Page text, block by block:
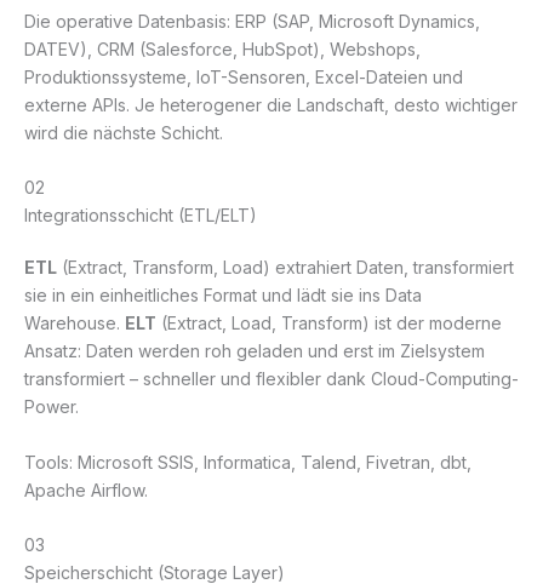
Die operative Datenbasis: ERP (SAP, Microsoft Dynamics,
DATEV), CRM (Salesforce, HubSpot), Webshops,
Produktionssysteme, IoT-Sensoren, Excel-Dateien und
externe APIs. Je heterogener die Landschaft, desto wichtiger
wird die nächste Schicht.
02
Integrationsschicht (ETL/ELT)
ETL (Extract, Transform, Load) extrahiert Daten, transformiert
sie in ein einheitliches Format und lädt sie ins Data
Warehouse. ELT (Extract, Load, Transform) ist der moderne
Ansatz: Daten werden roh geladen und erst im Zielsystem
transformiert – schneller und flexibler dank Cloud-Computing-
Power.
Tools: Microsoft SSIS, Informatica, Talend, Fivetran, dbt,
Apache Airflow.
03
Speicherschicht (Storage Layer)